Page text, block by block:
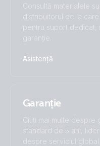
Consultă materialele
distribuitorul de la
pentru suport dedicat,
garanție.
Asistență
Garanție
Citiți mai multe despre
standard de 5 ani, lider
despre serviciul global